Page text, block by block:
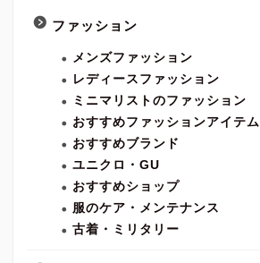
ファッション
メンズファッション
レディースファッション
ミニマリストのファッション
おすすめファッションアイテム
おすすめブランド
ユニクロ・GU
おすすめショップ
服のケア・メンテナンス
古着・ミリタリー